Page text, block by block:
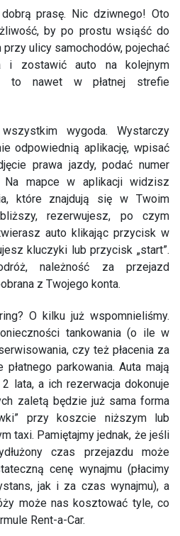
prasę. Nic dziwnego! Oto
by po prostu wsiąść do
ulicy samochodów, pojechać
i zostawić auto na kolejnym
to nawet w płatnej strefie
wygoda. Wystarczy
odpowiednią aplikację, wpisać
prawa jazdy, podać numer
mapce w aplikacji widzisz
które znajdują się w Twoim
rezerwujesz, po czym
auto klikając przycisk w
kluczyki lub przycisk „start”.
należność za przejazd
z Twojego konta.
O kilku już wspomnieliśmy.
tankowania (o ile w
czy też płacenia za
parkowania. Auta mają
lata, a ich rezerwacja dokonuje
zaletą będzie już sama forma
przy koszcie niższym lub
taxi. Pamiętajmy jednak, że jeśli
czas przejazdu może
cenę wynajmu (płacimy
jak i za czas wynajmu), a
może nas kosztować tyle, co
Rent-a-Car.